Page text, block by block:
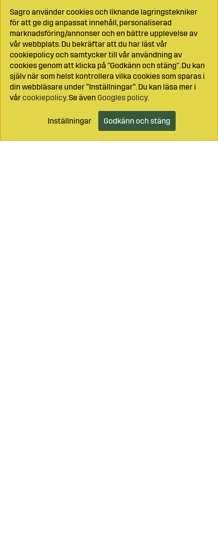
Sagro använder cookies och liknande lagringstekniker
för att ge dig anpassat innehåll, personaliserad
marknadsföring/annonser och en bättre upplevelse av
vår webbplats. Du bekräftar att du har läst vår
cookiepolicy och samtycker till vår användning av
cookies genom att klicka på "Godkänn och stäng". Du kan
själv när som helst kontrollera vilka cookies som sparas i
din webbläsare under ”Inställningar”. Du kan läsa mer i
vårcookiepolicy. Se även Googles policy.
Inställningar Godkänn och stäng